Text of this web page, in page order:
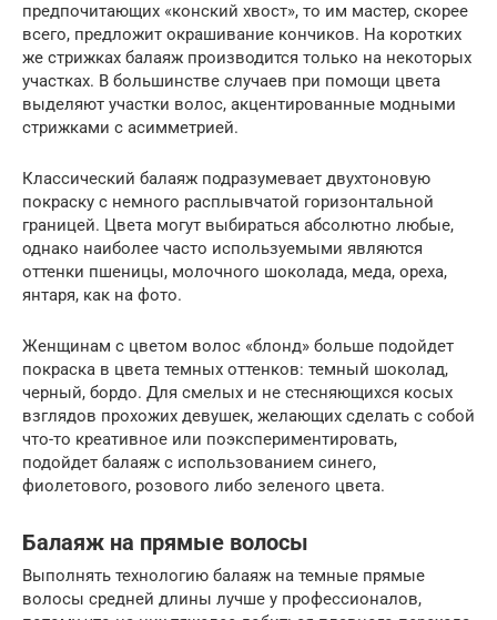
предпочитающих «конский хвост», то им мастер, скорее
всего, предложит окрашивание кончиков. На коротких
же стрижках балаяж производится только на некоторых
участках. В большинстве случаев при помощи цвета
выделяют участки волос, акцентированные модными
стрижками с асимметрией.
Классический балаяж подразумевает двухтоновую
покраску с немного расплывчатой горизонтальной
границей. Цвета могут выбираться абсолютно любые,
однако наиболее часто используемыми являются
оттенки пшеницы, молочного шоколада, меда, ореха,
янтаря, как на фото.
Женщинам с цветом волос «блонд» больше подойдет
покраска в цвета темных оттенков: темный шоколад,
черный, бордо. Для смелых и не стесняющихся косых
взглядов прохожих девушек, желающих сделать с собой
что-то креативное или поэкспериментировать,
подойдет балаяж с использованием синего,
фиолетового, розового либо зеленого цвета.
Балаяж на прямые волосы
Выполнять технологию балаяж на темные прямые
волосы средней длины лучше у профессионалов,